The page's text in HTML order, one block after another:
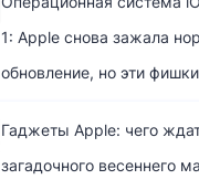
1: Apple снова зажала
обновление, но эти
Гаджеты Apple: чего
загадочного весеннего